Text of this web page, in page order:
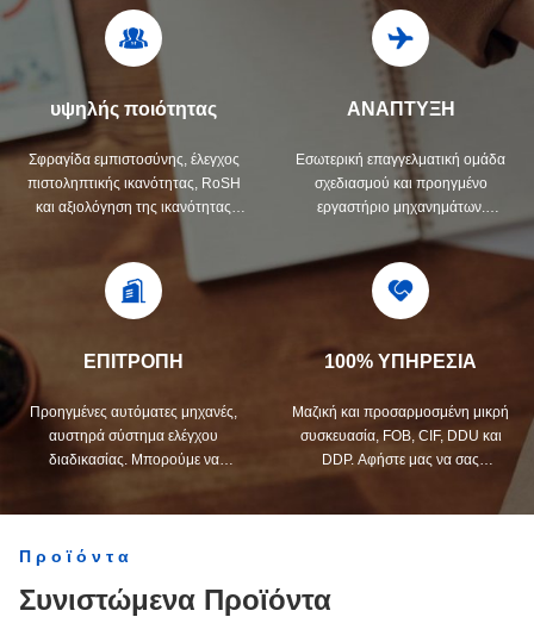
υψηλής ποιότητας
Σφραγίδα εμπιστοσύνης, έλεγχος
πιστοληπτικής ικανότητας, RoSH
και αξιολόγηση της ικανότητας
ποιότητας και επαγγελματικό
εργαστήριο δοκιμών.
ΑΝΑΠΤΥΞΗ
Εσωτερική επαγγελματική ομάδα
σχεδιασμού και προηγμένο
εργαστήριο μηχανημάτων.
Μπορούμε να συνεργαστούμε για
την ανάπτυξη των προϊόντων που
χρειάζεστε.
ΕΠΙΤΡΟΠΗ
Προηγμένες αυτόματες μηχανές,
αυστηρά σύστημα ελέγχου
διαδικασίας. Μπορούμε να
100% ΥΠΗΡΕΣΙΑ
Μαζική και προσαρμοσμένη μικρή
συσκευασία, FOB, CIF, DDU και
DDP. Αφήστε μας να σας
Προϊόντα
Συνιστώμενα Προϊόντα